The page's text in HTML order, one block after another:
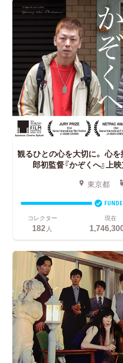
観るひとの心を大切に。 心を
郎初監督『かぞくへ』上
東京都
コレクター
182 人
現在